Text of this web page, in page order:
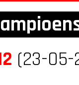
(23-05-